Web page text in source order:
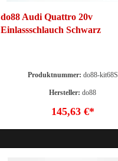
do88 Audi Quattro 20v
Einlassschlauch Schwarz
Produktnummer: do88-kit68S
Hersteller:do88
145,63 €*